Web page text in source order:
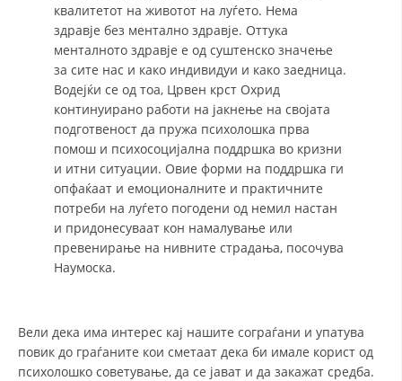
ИНФОРМАЦИИ ЗА БОЛЕСТИ
МЕНАЏМЕНТ НА ВОЛОНТЕРИ
ДЕЈСТВУВАЊЕ
ЕДУКАТИВНО ИНФОРМАТИВНИ МАТЕРИЈАЛИ
БРОШУРИ
квалитетот на животот на луѓето. Нема
здравје без ментално здравје. Оттука
менталното здравје е од суштенско значење
за сите нас и како индивидуи и како заедница.
Водејќи се од тоа, Црвен крст Охрид
континуирано работи на јакнење на својата
подготвеност да пружа психолошка прва
помош и психосоцијална поддршка во кризни
и итни ситуации. Овие форми на поддршка ги
опфаќаат и емоционалните и практичните
потреби на луѓето погодени од немил настан
и придонесуваат кон намалување или
превенирање на нивните страдања, посочува
Наумоска.
Вели дека има интерес кај нашите сограѓани и упатува
повик до граѓаните кои сметаат дека би имале корист од
психолошко советување, да се јават и да закажат средба.